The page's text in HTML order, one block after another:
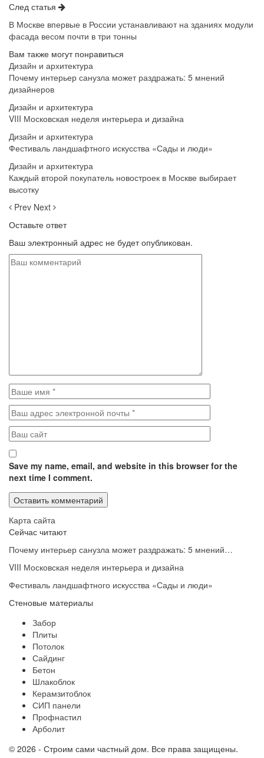
След статья
В Москве впервые в России устанавливают на зданиях модули
фасада весом почти в три тонны
Вам также могут понравиться
Дизайн и архитектура
Почему интерьер санузла может раздражать: 5 мнений
дизайнеров
Дизайн и архитектура
VIII Московская неделя интерьера и дизайна
Дизайн и архитектура
Фестиваль ландшафтного искусства «Сады и люди»
Дизайн и архитектура
Каждый второй покупатель новостроек в Москве выбирает
высотку
Prev Next
Оставьте ответ
Ваш электронный адрес не будет опубликован.
Save my name, email, and website in this browser for the
next time I comment.
Карта сайта
Сейчас читают
Почему интерьер санузла может раздражать: 5 мнений…
VIII Московская неделя интерьера и дизайна
Фестиваль ландшафтного искусства «Сады и люди»
Стеновые материалы
Забор
Плиты
Потолок
Сайдинг
Бетон
Шлакоблок
Керамзитоблок
СИП панели
Профнастил
Арболит
© 2026 - Строим сами частный дом. Все права защищены.